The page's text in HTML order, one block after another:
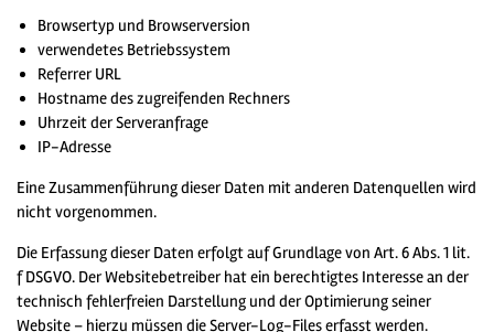
Browsertyp und Browserversion
verwendetes Betriebssystem
Referrer URL
Hostname des zugreifenden Rechners
Uhrzeit der Serveranfrage
IP-Adresse
Eine Zusammenführung dieser Daten mit anderen Datenquellen wird
nicht vorgenommen.
Die Erfassung dieser Daten erfolgt auf Grundlage von Art. 6 Abs. 1 lit.
f DSGVO. Der Websitebetreiber hat ein berechtigtes Interesse an der
technisch fehlerfreien Darstellung und der Optimierung seiner
Website – hierzu müssen die Server-Log-Files erfasst werden.